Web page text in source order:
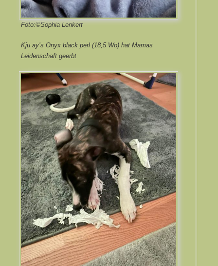
Foto:©Sophia Lenkert
Kju ay’s Onyx black perl (18,5 Wo) hat Mamas
Leidenschaft geerbt